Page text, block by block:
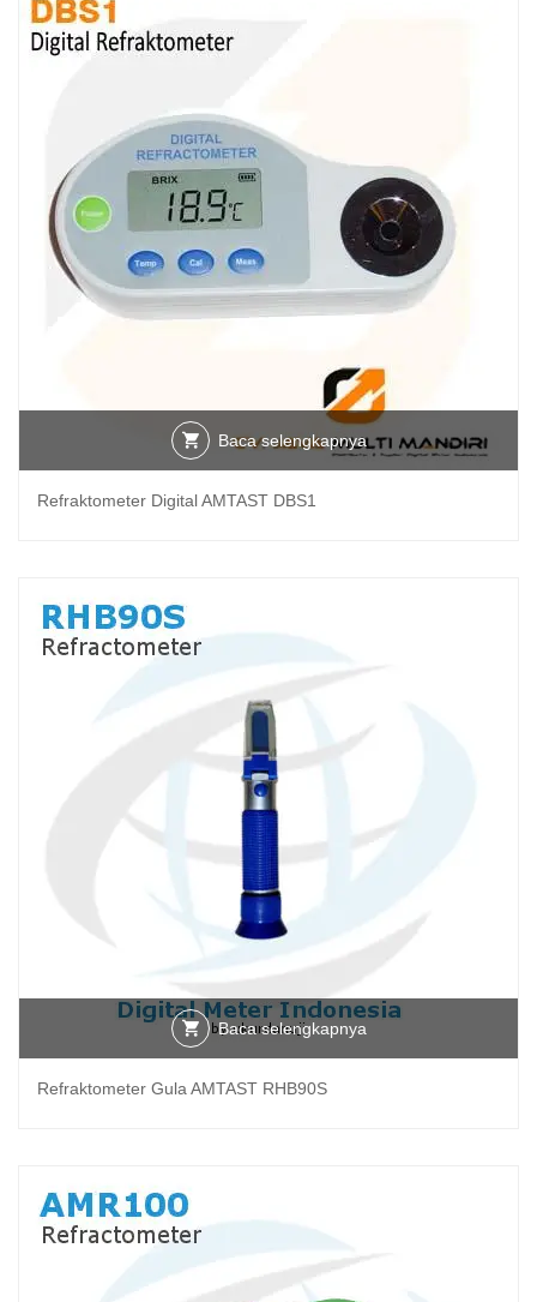
Baca selengkapnya
Refraktometer Digital AMTAST DBS1
Baca selengkapnya
Refraktometer Gula AMTAST RHB90S